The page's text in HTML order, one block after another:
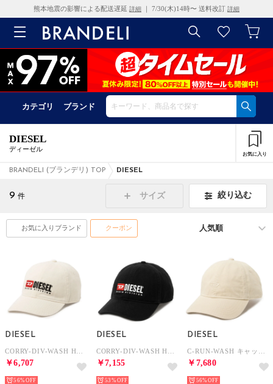
熊本地震の影響による配送遅延 詳細 ｜ 7/30(木)14時〜 送料改訂 詳細
カテゴリ ブランド
DIESEL
ディーゼル
お気に入り
BRANDELI (ブランデリ) TOP DIESEL
9 件 サイズ 絞り込む
お気に入りブランド クーポン
DIESEL
￥6,707
56%
DIESEL
￥7,155
53%
DIESEL
￥7,680
56%